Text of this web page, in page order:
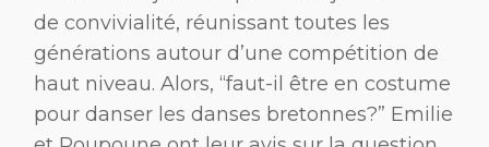
de convivialité, réunissant toutes les
générations autour d’une compétition de
haut niveau. Alors, “faut-il être en costume
pour danser les danses bretonnes?” Emilie